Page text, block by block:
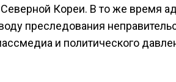
Кореи. В то же время
преследования
и политического